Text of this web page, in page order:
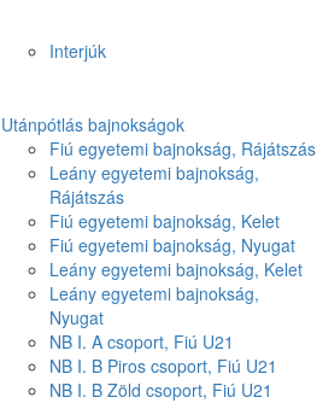
Interjúk
Utánpótlás bajnokságok
Fiú egyetemi bajnokság, Rájátszás
Leány egyetemi bajnokság,
Rájátszás
Fiú egyetemi bajnokság, Kelet
Fiú egyetemi bajnokság, Nyugat
Leány egyetemi bajnokság, Kelet
Leány egyetemi bajnokság,
Nyugat
NB I. A csoport, Fiú U21
NB I. B Piros csoport, Fiú U21
NB I. B Zöld csoport, Fiú U21